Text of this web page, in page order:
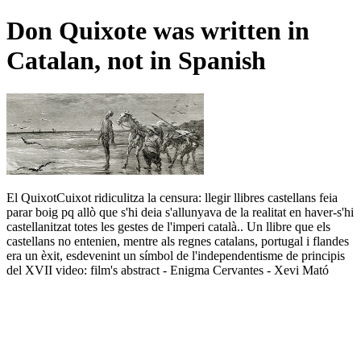
Don Quixote was written in
Catalan, not in Spanish
El QuixotCuixot ridiculitza la censura: llegir llibres castellans feia
parar boig pq allò que s'hi deia s'allunyava de la realitat en haver-s'hi
castellanitzat totes les gestes de l'imperi català.. Un llibre que els
castellans no entenien, mentre als regnes catalans, portugal i flandes
era un èxit, esdevenint un símbol de l'independentisme de principis
del XVII video: film's abstract - Enigma Cervantes - Xevi Mató